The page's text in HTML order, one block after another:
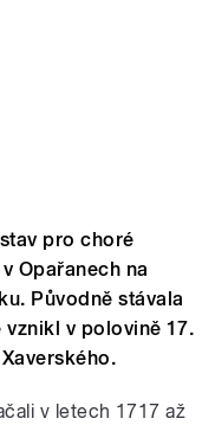
pro choré
Opařanech na
Původně stávala
vznikl v polovině 17.
v letech 1717 až